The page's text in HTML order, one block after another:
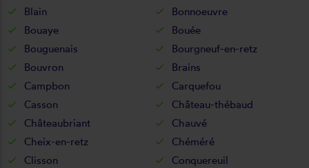
Blain
Bonnoeuvre
Bouaye
Bouée
Bouguenais
Bourgneuf-en-retz
Bouvron
Brains
Campbon
Carquefou
Casson
Château-thébaud
Châteaubriant
Chauvé
Cheix-en-retz
Chéméré
Clisson
Conquereuil